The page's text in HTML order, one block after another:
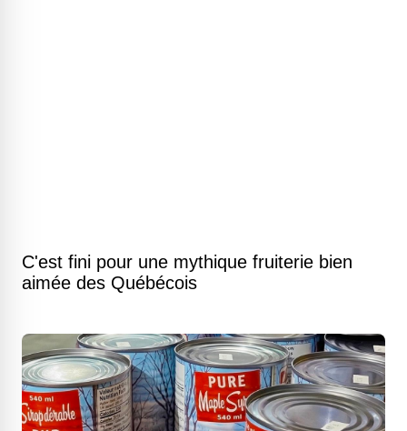
C'est fini pour une mythique fruiterie bien
aimée des Québécois